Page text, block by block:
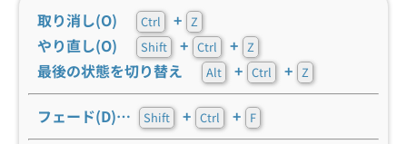
取り消し(O) Ctrl + Z
やり直し(O) Shift + Ctrl + Z
最後の状態を切り替え Alt + Ctrl + Z
フェード(D)… Shift + Ctrl + F